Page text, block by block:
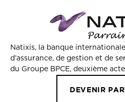
Natixis, la banque
d’assurance, de gestion et de
du Groupe BPCE, deuxième
DEVENIR